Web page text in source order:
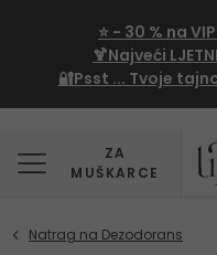
⭐ - 30 % na
🍹Najveći
🔐Psst ... Tvoje
ZA
MUŠKARCE